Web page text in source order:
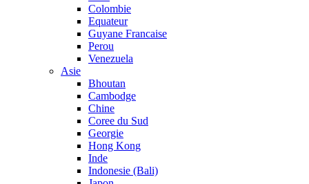
Colombie
Equateur
Guyane Francaise
Perou
Venezuela
Asie
Bhoutan
Cambodge
Chine
Coree du Sud
Georgie
Hong Kong
Inde
Indonesie (Bali)